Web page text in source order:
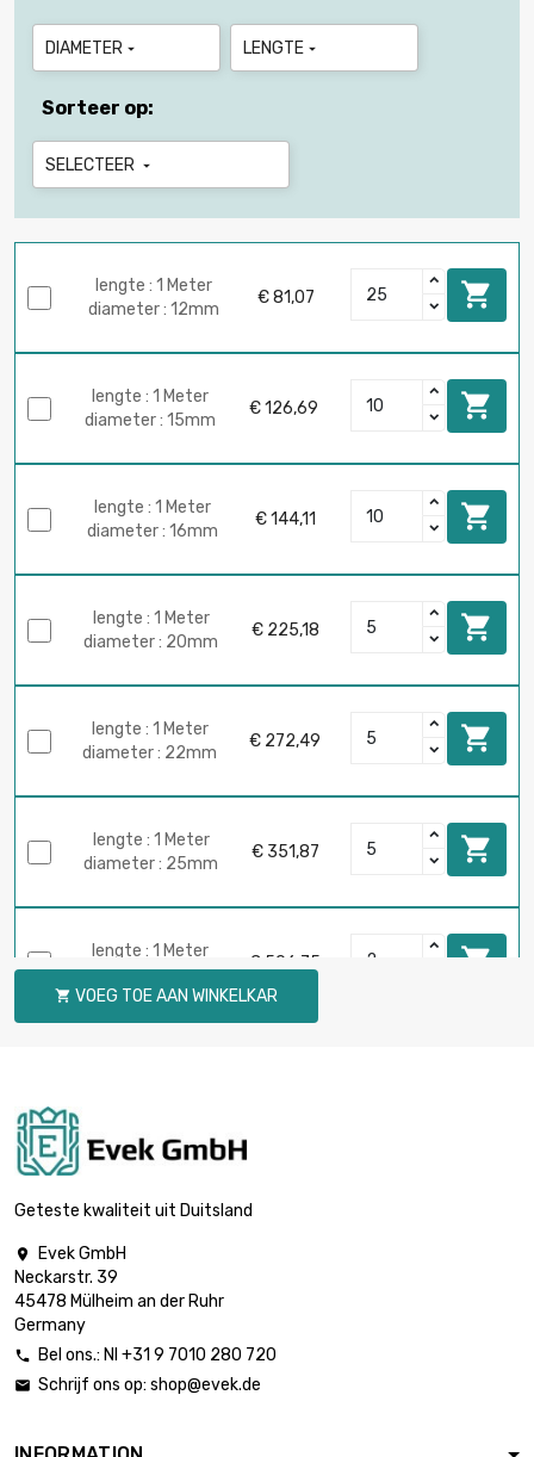
DIAMETER  LENGTE 
Sorteer op:
SELECTEER 
lengte : 1 Meter
diameter : 12mm
€ 81,07 
lengte : 1 Meter
diameter : 15mm
€ 126,69 
lengte : 1 Meter
diameter : 16mm
€ 144,11 
lengte : 1 Meter
diameter : 20mm
€ 225,18 
lengte : 1 Meter
diameter : 22mm
€ 272,49 
lengte : 1 Meter
diameter : 25mm
€ 351,87 
lengte : 1 Meter
diameter : 30mm
€ 506,75 
lengte : 1 Meter
diameter : 45mm
lengte : 1 Meter
 VOEG TOE AAN WINKELKAR
Geteste kwaliteit uit Duitsland

Evek GmbH
Neckarstr. 39
45478 Mülheim an der Ruhr
Germany
 Bel ons.: Nl +31 9 7010 280 720
 Schrijf ons op: shop@evek.de